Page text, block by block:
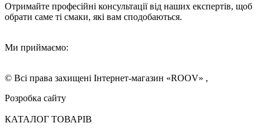
Отримайте професійні консультації від наших експертів, щоб
обрати саме ті смаки, які вам сподобаються.
Ми приймаємо:
© Всі права захищені Інтернет-магазин «ROOV» ,
Розробка сайту
КАТАЛОГ ТОВАРІВ